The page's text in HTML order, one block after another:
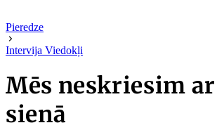
Pieredze
Intervija Viedokļi
Mēs neskriesim
sienā